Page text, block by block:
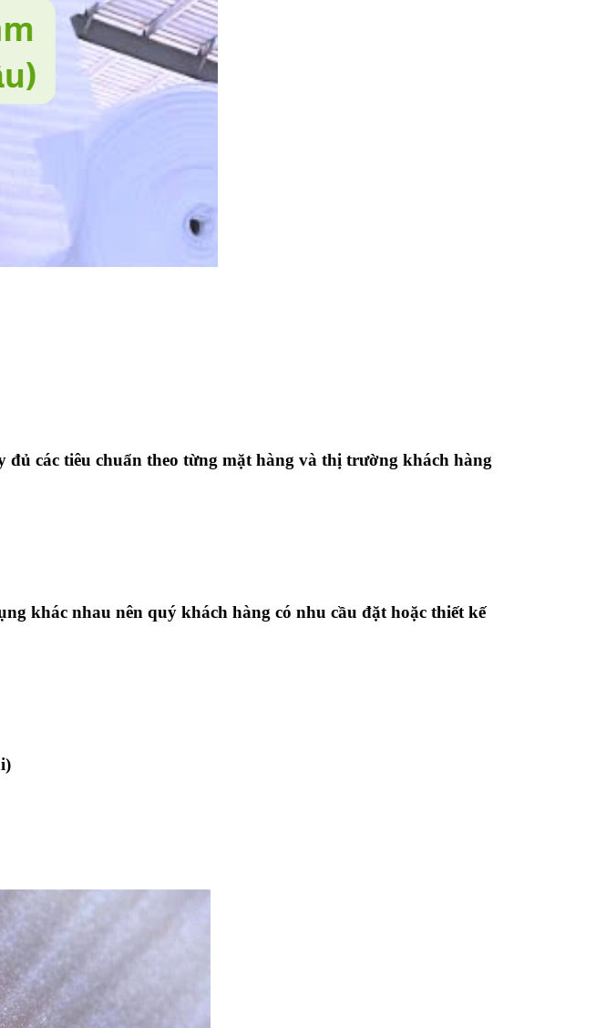
các tiêu chuẩn theo từng mặt hàng và thị trường khách hàng
khác nhau nên quý khách hàng có nhu cầu đặt hoặc thiết kế